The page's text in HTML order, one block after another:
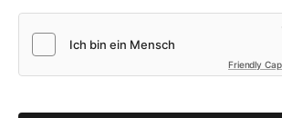
Friendly